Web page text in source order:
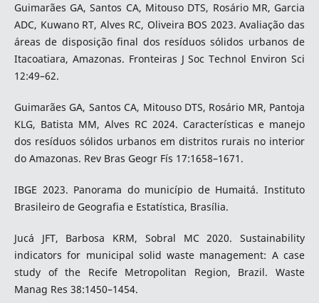
Guimarães GA, Santos CA, Mitouso DTS, Rosário MR, Garcia
ADC, Kuwano RT, Alves RC, Oliveira BOS 2023. Avaliação das
áreas de disposição final dos resíduos sólidos urbanos de
Itacoatiara, Amazonas. Fronteiras J Soc Technol Environ Sci
12:49–62.
Guimarães GA, Santos CA, Mitouso DTS, Rosário MR, Pantoja
KLG, Batista MM, Alves RC 2024. Características e manejo
dos resíduos sólidos urbanos em distritos rurais no interior
do Amazonas. Rev Bras Geogr Fís 17:1658–1671.
IBGE 2023. Panorama do município de Humaitá. Instituto
Brasileiro de Geografia e Estatística, Brasília.
Jucá JFT, Barbosa KRM, Sobral MC 2020. Sustainability
indicators for municipal solid waste management: A case
study of the Recife Metropolitan Region, Brazil. Waste
Manag Res 38:1450–1454.